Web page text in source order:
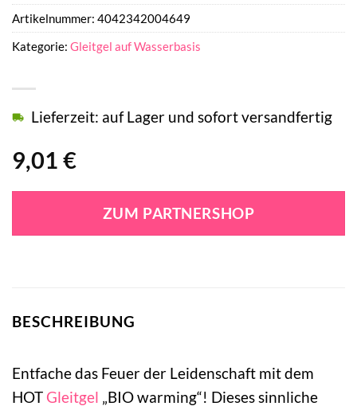
9,01 €
Lieferzeit: auf Lager und sofort versandfertig
ZUM PARTNERSHOP
Artikelnummer: 4042342004649
Kategorie: Gleitgel auf Wasserbasis
BESCHREIBUNG
Entfache das Feuer der Leidenschaft mit dem
HOT Gleitgel „BIO warming“! Dieses sinnliche